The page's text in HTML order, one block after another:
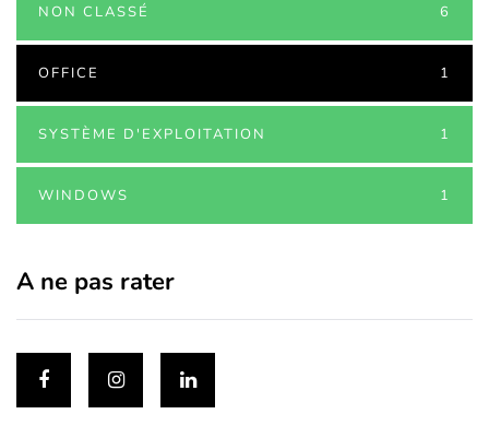
NON CLASSÉ 6
OFFICE 1
SYSTÈME D'EXPLOITATION 1
WINDOWS 1
A ne pas rater